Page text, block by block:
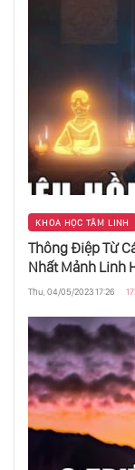
KHOA HỌC TÂM LINH
Thông Điệp Từ
Nhất Mảnh Linh
Thu, 04/05/2023 17:26